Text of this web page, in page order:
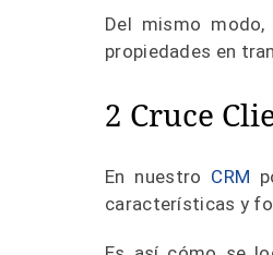
Del mismo
propiedades en
2 Cruce
En nuestro CRM
características y